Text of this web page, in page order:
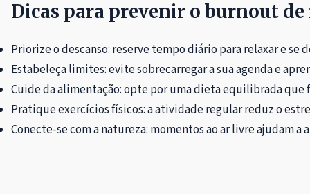
Dicas para prevenir o burnout
Priorize o descanso: reserve tempo diário para relaxar e se
Estabeleça limites: evite sobrecarregar a sua agenda e
Cuide da alimentação: opte por uma dieta equilibrada que
Pratique exercícios físicos: a atividade regular reduz o
Conecte-se com a natureza: momentos ao ar livre ajudam a